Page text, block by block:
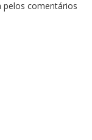
pelos comentários